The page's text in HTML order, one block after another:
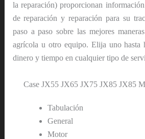
la reparación) proporcionan
de reparación y reparación para su
paso a paso sobre las mejores
agrícola u otro equipo. Elija uno hasta
dinero y tiempo en cualquier tipo de
Case JX55 JX65 JX75 JX85 JX85
Tabulación
General
Motor